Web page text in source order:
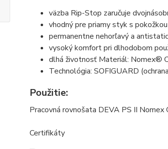
väzba Rip-Stop zaručuje
vhodný pre priamy styk s pokožkou
permanentne nehorľavý a
vysoký komfort pri dlhodobom
dlhá životnosť Materiál: Nomex®
Technológia: SOFIGUARD
Použitie:
Pracovná rovnošata DEVA PS II Nomex
Certifikáty